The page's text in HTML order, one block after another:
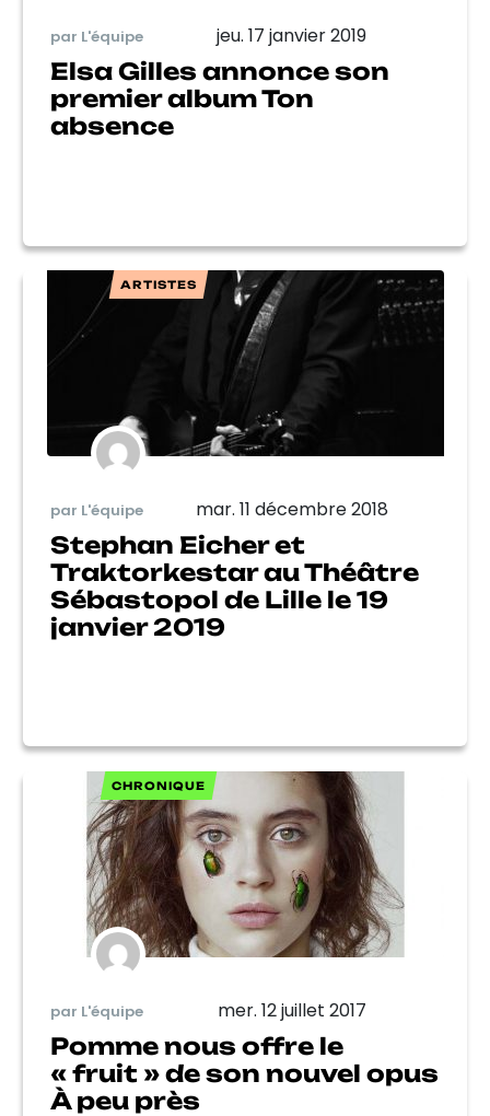
par L'équipe jeu. 17 janvier 2019
Elsa Gilles annonce son
premier album Ton
absence
ARTISTES
par L'équipe mar. 11 décembre 2018
Stephan Eicher et
Traktorkestar au Théâtre
Sébastopol de Lille le 19
janvier 2019
CHRONIQUE
par L'équipe mer. 12 juillet 2017
Pomme nous offre le
« fruit » de son nouvel opus
À peu près